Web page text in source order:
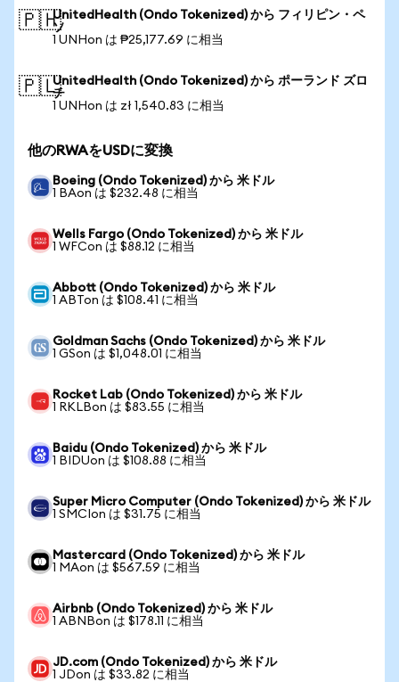
🇵🇭UnitedHealth (Ondo Tokenized) から フィリピン・ペ
ソ
1 UNHon は ₱25,177.69 に相当
🇵🇱UnitedHealth (Ondo Tokenized) から ポーランド ズロ
チ
1 UNHon は zł 1,540.83 に相当
他のRWAをUSDに変換
Boeing (Ondo Tokenized) から 米ドル
1 BAon は $232.48 に相当
Wells Fargo (Ondo Tokenized) から 米ドル
1 WFCon は $88.12 に相当
Abbott (Ondo Tokenized) から 米ドル
1 ABTon は $108.41 に相当
Goldman Sachs (Ondo Tokenized) から 米ドル
1 GSon は $1,048.01 に相当
Rocket Lab (Ondo Tokenized) から 米ドル
1 RKLBon は $83.55 に相当
Baidu (Ondo Tokenized) から 米ドル
1 BIDUon は $108.88 に相当
Super Micro Computer (Ondo Tokenized) から 米ドル
1 SMCIon は $31.75 に相当
Mastercard (Ondo Tokenized) から 米ドル
1 MAon は $567.59 に相当
Airbnb (Ondo Tokenized) から 米ドル
1 ABNBon は $178.11 に相当
JD.com (Ondo Tokenized) から 米ドル
1 JDon は $33.82 に相当